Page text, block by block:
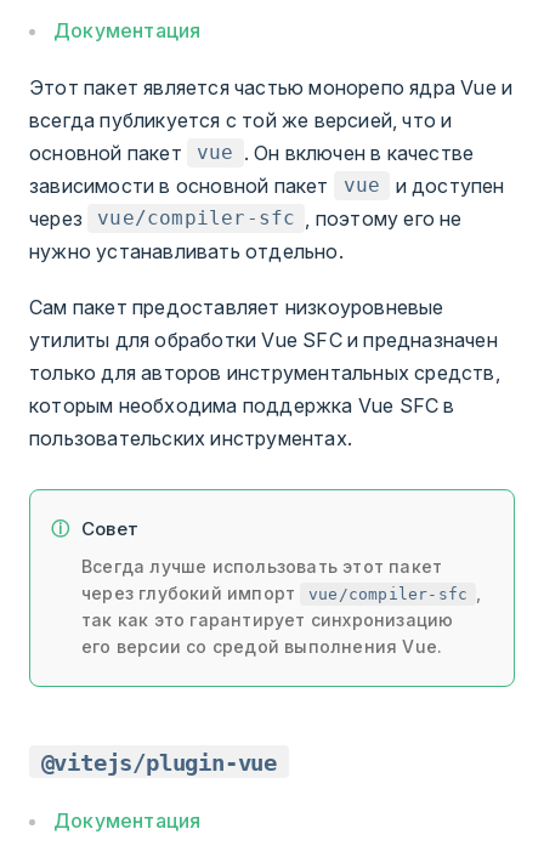
Документация
Этот пакет является частью монорепо ядра Vue и
всегда публикуется с той же версией, что и
основной пакет
vue . Он включен в качестве
зависимости в основной пакет
vue
и доступен
через
vue/compiler-sfc
, поэтому его не
нужно устанавливать отдельно.
Сам пакет предоставляет низкоуровневые
утилиты для обработки Vue SFC и предназначен
только для авторов инструментальных средств,
которым необходима поддержка Vue SFC в
пользовательских инструментах.
Совет
Всегда лучше использовать этот пакет
через глубокий импорт
vue/compiler-sfc
так как это гарантирует синхронизацию
его версии со средой выполнения Vue.
@vitejs/plugin-vue
Документация